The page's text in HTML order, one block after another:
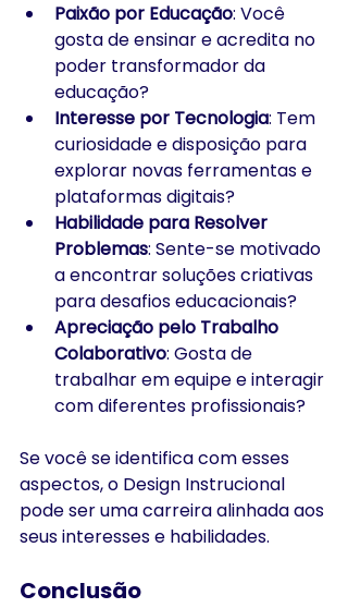
Paixão por Educação: Você
gosta de ensinar e acredita no
poder transformador da
educação?​
Interesse por Tecnologia: Tem
curiosidade e disposição para
explorar novas ferramentas e
plataformas digitais?​
Habilidade para Resolver
Problemas: Sente-se motivado
a encontrar soluções criativas
para desafios educacionais?​
Apreciação pelo Trabalho
Colaborativo: Gosta de
trabalhar em equipe e interagir
com diferentes profissionais?​
Se você se identifica com esses
aspectos, o Design Instrucional
pode ser uma carreira alinhada aos
seus interesses e habilidades.
Conclusão